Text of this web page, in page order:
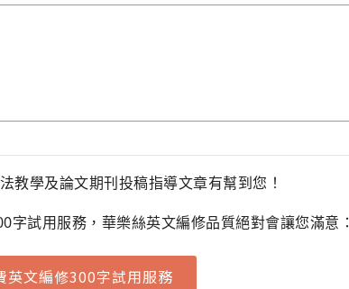
教學及論文期刊投稿指導文章有幫到您！
試用服務，華樂絲英文編修品質絕對會讓您滿意：
英文編修300字試用服務